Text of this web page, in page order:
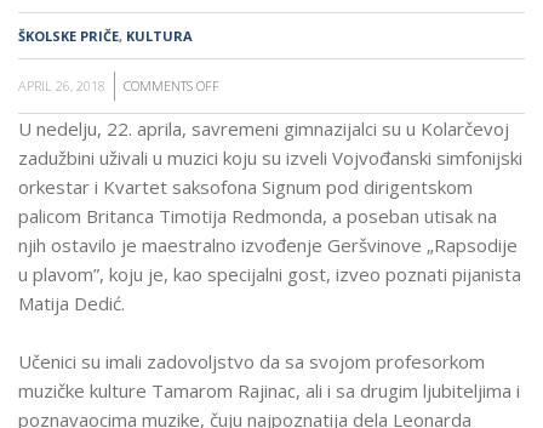
ŠKOLSKE PRIČE, KULTURA
APRIL 26, 2018 COMMENTS OFF
„RAPSODIJA
PLAVOM”
UŽIVALI
DEDIĆA
U nedelju, 22. aprila, savremeni gimnazijalci su u Kolarčevoj
zadužbini uživali u muzici koju su izveli Vojvođanski simfonijski
orkestar i Kvartet saksofona Signum pod dirigentskom
palicom Britanca Timotija Redmonda, a poseban utisak na
njih ostavilo je maestralno izvođenje Geršvinove „Rapsodije
u plavom”, koju je, kao specijalni gost, izveo poznati pijanista
Matija Dedić.
Učenici su imali zadovoljstvo da sa svojom profesorkom
muzičke kulture Tamarom Rajinac, ali i sa drugim ljubiteljima i
poznavaocima muzike, čuju najpoznatija dela Leonarda